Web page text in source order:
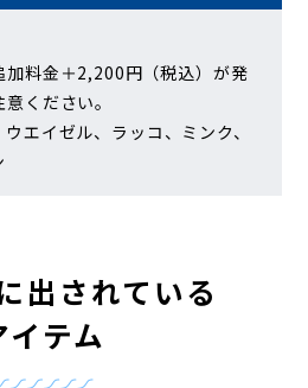
加料金＋2,200円（税込）が発
ください。
エイゼル、ラッコ、ミンク、
出されている
イテム